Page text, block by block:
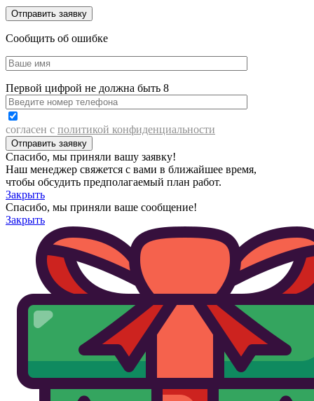
Сообщить об ошибке
Первой цифрой не должна быть 8
согласен с политикой конфиденциальности
Спасибо, мы приняли вашу заявку!
Наш менеджер свяжется с вами в ближайшее время,
чтобы обсудить предполагаемый план работ.
Закрыть
Спасибо, мы приняли ваше сообщение!
Закрыть